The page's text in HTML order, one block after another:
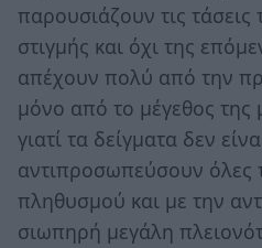
παρουσιάζουν τις τάσεις
στιγμής και όχι της
απέχουν πολύ από την
μόνο από το μέγεθος της
γιατί τα δείγματα δεν
αντιπροσωπεύσουν όλες
πληθυσμού και με την
σιωπηρή μεγάλη